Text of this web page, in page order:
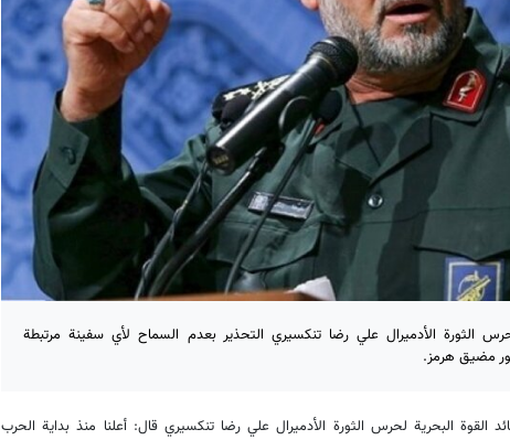
الثورة الأدميرال علي رضا تنكسيري التحذير بعدم السماح لأي سفينة مرتبطة
مضيق هرمز.
القوة البحرية لحرس الثورة الأدميرال علي رضا تنكسيري قال: أعلنا منذ بداية الحرب